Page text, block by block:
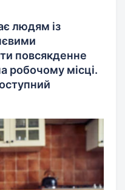
людям із
повсякденне
робочому місці.